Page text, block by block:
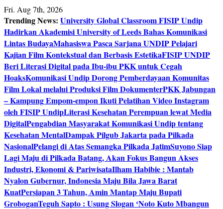
Skip
to
content
Fri. Aug 7th, 2026
Trending News: University Global Classroom FISIP Undip
Hadirkan Akademisi University of Leeds Bahas Komunikasi
Lintas BudayaMahasiswa Pasca Sarjana UNDIP Pelajari
Kajian Film Kontekstual dan Berbasis EstetikaFISIP UNDIP
Beri Literasi Digital pada Ibu-ibu PKK untuk Cegah
HoaksKomunikasi Undip Dorong Pemberdayaan Komunitas
Film Lokal melalui Produksi Film DokumenterPKK Jabungan
– Kampung Empom-empon Ikuti Pelatihan Video Instagram
oleh FISIP UndipLiterasi Kesehatan Perempuan lewat Media
DigitalPengabdian Masyarakat Komunikasi Undip tentang
Kesehatan MentalDampak Pilgub Jakarta pada Pilkada
NasionalPelangi di Atas Semangka Pilkada JatimSuyono Siap
Lagi Maju di Pilkada Batang, Akan Fokus Bangun Akses
Industri, Ekonomi & PariwisataIlham Habibie : Mantab
Nyalon Gubernur, Indonesia Maju Bila Jawa Barat
KuatPersiapan 3 Tahun, Amin Mantap Maju Bupati
GroboganTeguh Sapto : Usung Slogan ‘Noto Kuto Mbangun